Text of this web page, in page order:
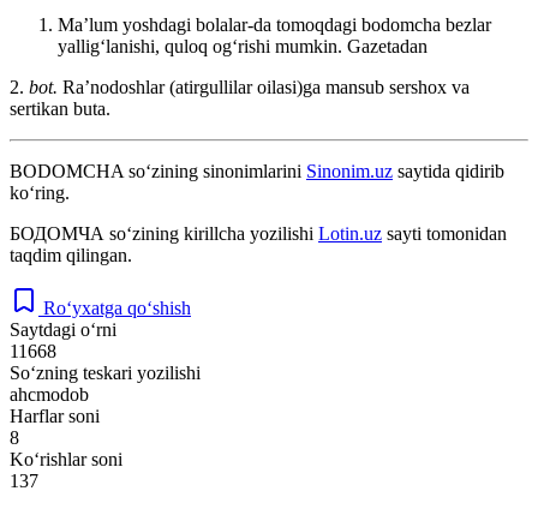
Maʼlum yoshdagi bolalar-da tomoqdagi bodomcha bezlar
yalligʻlanishi, quloq ogʻrishi mumkin. Gazetadan
2. bot. Raʼnodoshlar (atirgullilar oilasi)ga mansub sershox va
sertikan buta.
BODOMCHA so‘zining sinonimlarini Sinonim.uz saytida qidirib
ko‘ring.
БОДОМЧА so‘zining kirillcha yozilishi Lotin.uz sayti tomonidan
taqdim qilingan.
Ro‘yxatga qo‘shish
Saytdagi o‘rni
11668
So‘zning teskari yozilishi
ahcmodob
Harflar soni
8
Ko‘rishlar soni
137